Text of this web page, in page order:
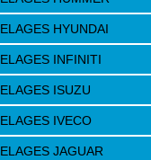
HYUNDAI
INFINITI
ISUZU
IVECO
JAGUAR